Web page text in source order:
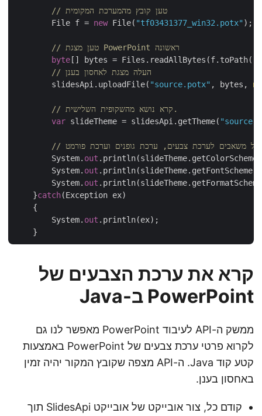
// טען קובץ מהמערכת המקומית
	File f =
new File("tf03431377_win32.potx" );
// טען מצגת PowerPoint ראשונה
byte [] bytes =
// העלה מצגת לאחסון בענן
	slidesApi.uploadFile(
"source.potx" , bytes,
var slideTheme = slidesApi.getTheme(
	System.
out
	System.
out
	System.
out
    }
catch(Exception ex)
    {
        System.
out.println(ex);
קרא את ערכת הצבעים של
PowerPoint ב-Java
ממשק ה-API לעיבוד PowerPoint מאפשר לנו גם
לקרוא פרטי ערכת צבעים של PowerPoint באמצעות
קטע קוד Java. ה-API מצפה שקובץ המקור יהיה זמין
באחסון בענן.
קודם כל, צור אובייקט של אובייקט SlidesApi תוך